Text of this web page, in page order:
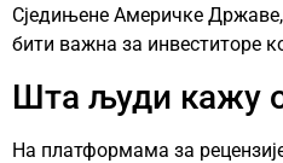
Сједињене Америчке
бити важна за инвеститоре
Шта људи кажу
На платформама за